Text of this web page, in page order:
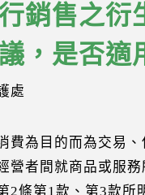
銷售之衍
，是否適
處
費為目的而為交易
營者間就商品或服
2條第1款、第3款所